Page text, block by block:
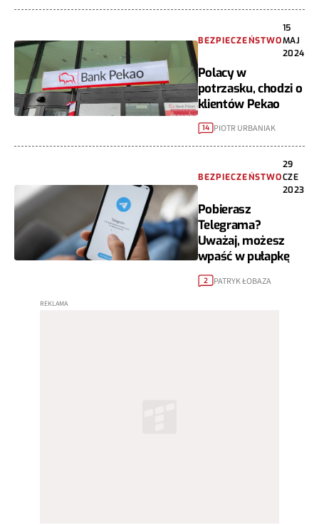
BEZPIECZEŃSTWO
15
MAJ
2024
Polacy w
potrzasku, chodzi o
klientów Pekao
14 PIOTR URBANIAK
BEZPIECZEŃSTWO
29
CZE
2023
Pobierasz
Telegrama?
Uważaj, możesz
wpaść w pułapkę
2 PATRYK ŁOBAZA